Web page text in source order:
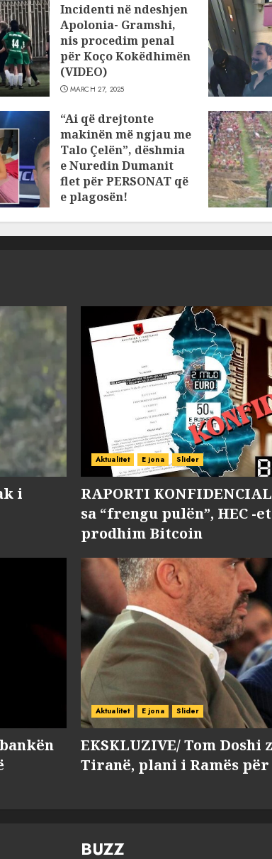
Incidenti në ndeshjen
Apolonia- Gramshi,
nis procedim penal
për Koço Kokëdhimën
(VIDEO)
MARCH 27, 2025
“Ai që drejtonte
makinën më ngjau me
Talo Çelën”, dëshmia
e Nuredin Dumanit
flet për PERSONAT që
e plagosën!
i
Aktualitet E jona Slider
RAPORTI
sa “frengu pulën”, HEC
prodhim Bitcoin
Aktualitet E jona Slider
EKSKLUZIVE/ Tom Doshi
Tiranë, plani i Ramës
BUZZ